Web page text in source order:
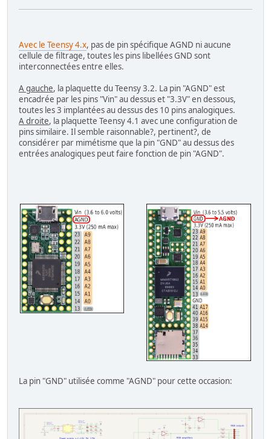
Avec le Teensy 4.x, pas de pin spécifique AGND ni aucune
cellule de filtrage, toutes les pins libellées GND sont
interconnectées entre elles.
A gauche, la plaquette du Teensy 3.2. La pin "AGND" est
encadrée par les pins "Vin" au dessus et "3.3V" en dessous,
toutes les 3 implantées au dessus des 10 pins analogiques.
A droite, la plaquette Teensy 4.1 avec une configuration de
pins similaire. Il semble raisonnable?, pertinent?, de
considérer par mimétisme que la pin "GND" au dessus des
entrées analogiques peut faire fonction de pin "AGND".
La pin "GND" utilisée comme "AGND" pour cette occasion: